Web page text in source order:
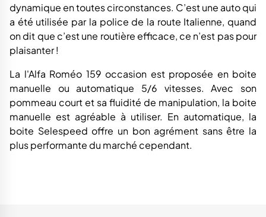
dynamique en toutes circonstances. C’est une auto qui
a été utilisée par la police de la route Italienne, quand
on dit que c’est une routière efficace, ce n’est pas pour
plaisanter !
La l'Alfa Roméo 159 occasion est proposée en boite
manuelle ou automatique 5/6 vitesses. Avec son
pommeau court et sa fluidité de manipulation, la boite
manuelle est agréable à utiliser. En automatique, la
boite Selespeed offre un bon agrément sans être la
plus performante du marché cependant.